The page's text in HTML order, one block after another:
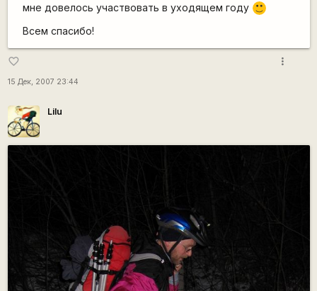
мне довелось участвовать в уходящем году :)
Всем спасибо!
favorite_border
15 Дек, 2007 23:44
more_vert
Lilu